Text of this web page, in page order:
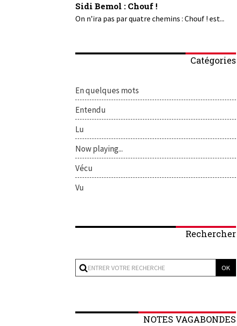
Sidi Bemol : Chouf !
On n’ira pas par quatre chemins : Chouf ! est...
Catégories
En quelques mots
Entendu
Lu
Now playing...
Vécu
Vu
Rechercher
NOTES VAGABONDES